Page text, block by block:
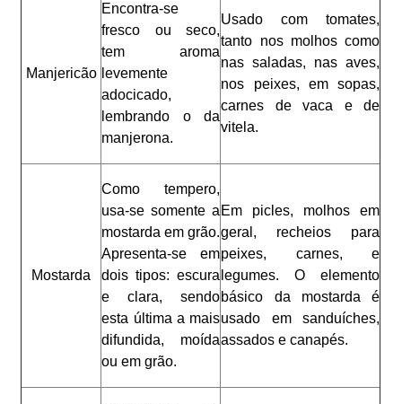
Manjericão
Encontra-se
fresco ou seco,
tem aroma
levemente
adocicado,
lembrando o da
manjerona.
Usado com tomates,
tanto nos molhos como
nas saladas, nas aves,
nos peixes, em sopas,
carnes de vaca e de
vitela.
Mostarda
Como tempero,
usa-se somente a
mostarda em grão.
Apresenta-se em
dois tipos: escura
e clara, sendo
esta última a mais
difundida, moída
ou em grão.
Em picles, molhos em
geral, recheios para
peixes, carnes, e
legumes. O elemento
básico da mostarda é
usado em sanduíches,
assados e canapés.